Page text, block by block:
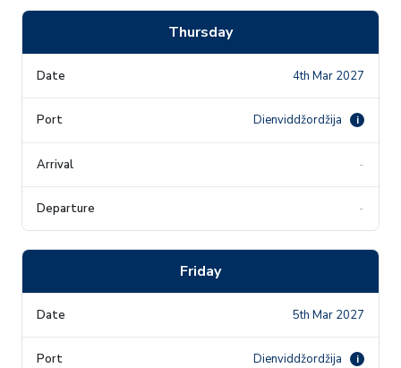
Thursday
4th Mar 2027
Dienviddžordžija i
-
-
Friday
5th Mar 2027
Dienviddžordžija i